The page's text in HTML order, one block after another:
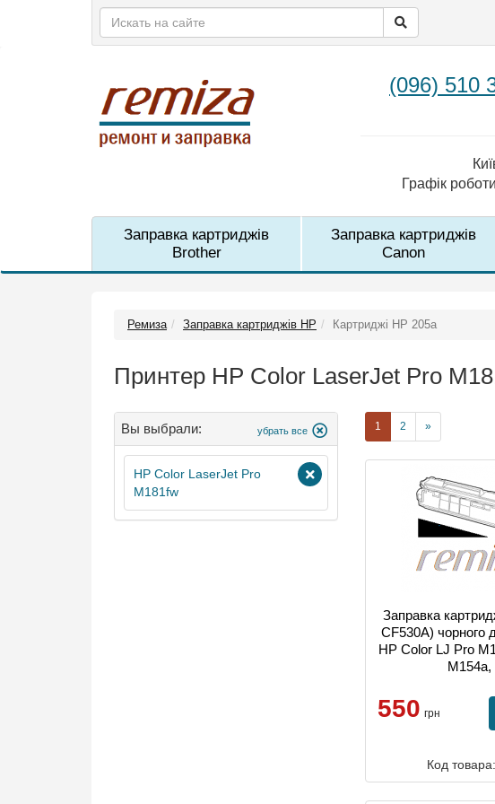
(096) 510
Графік
Заправка картриджів
Brother
Заправка картриджів
Canon
Ремиза Заправка картриджів HP Картриджі HP 205a
Принтер HP Color LaserJet Pro
Вы выбрали: убрать все
HP Color LaserJet Pro
M181fw
1 2 »
Заправка
CF530A) чорного
HP Color LJ Pro
M154a,
550 грн
Код